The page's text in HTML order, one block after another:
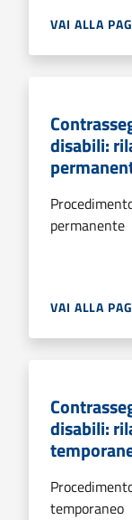
VAI ALLA
disabili:
permanente
VAI ALLA
disabili:
temporaneo